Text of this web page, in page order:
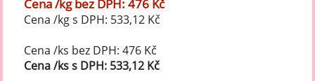
Cena /kg bez DPH: 476 Kč
Cena /kg s DPH: 533,12 Kč
Cena /ks bez DPH: 476 Kč
Cena /ks s DPH: 533,12 Kč